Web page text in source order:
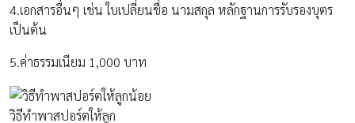
4.เอกสารอื่นๆ เช่น ใบเปลี่ยนชื่อ นามสกุล หลักฐานการรับรองบุตร
เป็นต้น
5.ค่าธรรมเนียม 1,000 บาท
วิธีทำพาสปอร์ตให้ลูก